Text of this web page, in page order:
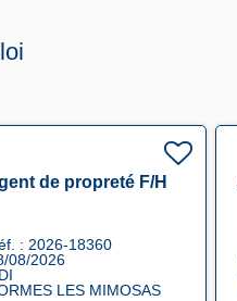
de propreté F/H
: 2026-18360
08/2026
LES MIMOSAS